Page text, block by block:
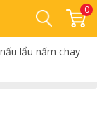
0
lẩu nấm chay